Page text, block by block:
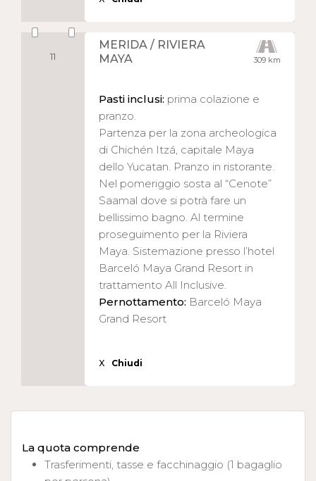
11 309 km
MERIDA / RIVIERA
MAYA
Pasti inclusi: prima colazione e
pranzo.
Partenza per la zona archeologica
di Chichén Itzá, capitale Maya
dello Yucatan. Pranzo in ristorante.
Nel pomeriggio sosta al “Cenote”
Saamal dove si potrà fare un
bellissimo bagno. Al termine
proseguimento per la Riviera
Maya. Sistemazione presso l’hotel
Barceló Maya Grand Resort in
trattamento All Inclusive.
Pernottamento: Barceló Maya
Grand Resort
X Chiudi
La quota comprende
Trasferimenti, tasse e facchinaggio (1 bagaglio